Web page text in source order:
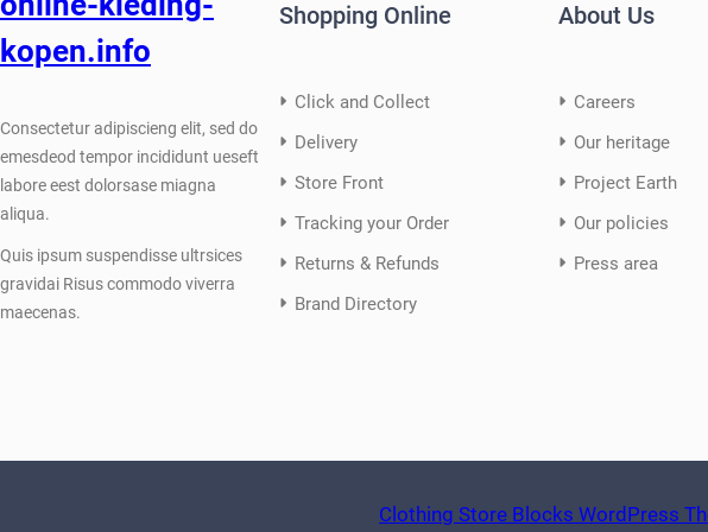
kopen.info
Consectetur adipiscieng elit, sed do
emesdeod tempor incididunt ueseft
labore eest dolorsase miagna
aliqua.
Quis ipsum suspendisse ultrsices
gravidai Risus commodo viverra
maecenas.
Shopping Online
Click and Collect
Delivery
Store Front
Tracking your Order
Returns & Refunds
Brand Directory
About Us
Careers
Our heritage
Project Earth
Our policies
Press area
Clothing Store Blocks WordPress